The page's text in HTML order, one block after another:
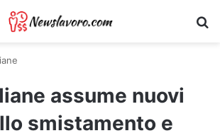
assume nuovi
smistamento e